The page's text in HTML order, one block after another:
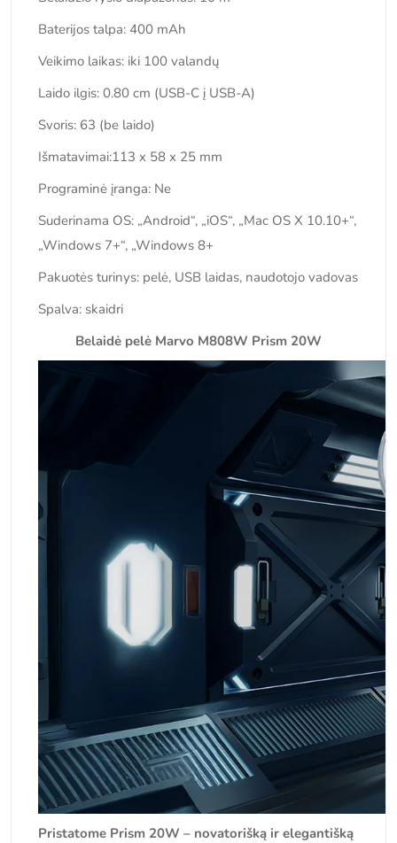
Baterijos talpa: 400 mAh
Veikimo laikas: iki 100 valandų
Laido ilgis: 0.80 cm (USB-C į USB-A)
Svoris: 63 (be laido)
Išmatavimai:113 x 58 x 25 mm
Programinė įranga: Ne
Suderinama OS: „Android“, „iOS“, „Mac OS X 10.10+“,
„Windows 7+“, „Windows 8+
Pakuotės turinys: pelė, USB laidas, naudotojo vadovas
Spalva: skaidri
Belaidė pelė Marvo M808W Prism 20W
Pristatome Prism 20W – novatorišką ir elegantišką